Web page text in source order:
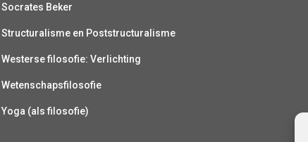
Socrates Beker
Structuralisme en Poststructuralisme
Westerse filosofie: Verlichting
Wetenschapsfilosofie
Yoga (als filosofie)